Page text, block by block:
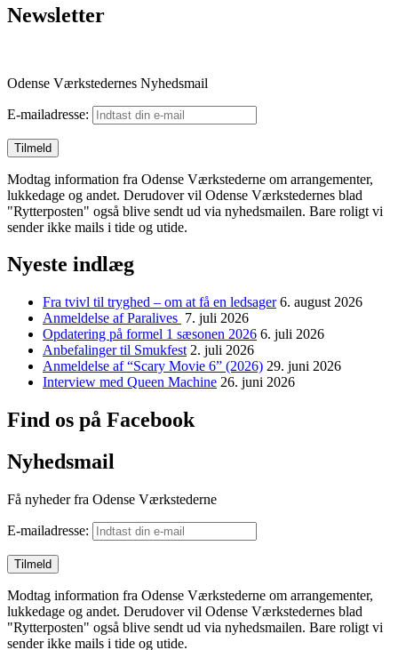
Newsletter
Odense Værkstedernes Nyhedsmail
E-mailadresse:
Modtag information fra Odense Værkstederne om arrangementer,
lukkedage og andet. Derudover vil Odense Værkstedernes blad
"Rytterposten" også blive sendt ud via nyhedsmailen. Bare roligt vi
sender ikke mails i tide og utide.
Nyeste indlæg
Fra tvivl til tryghed – om at få en ledsager 6. august 2026
Anmeldelse af Paralives 7. juli 2026
Opdatering på formel 1 sæsonen 2026 6. juli 2026
Anbefalinger til Smukfest 2. juli 2026
Anmeldelse af “Scary Movie 6” (2026) 29. juni 2026
Interview med Queen Machine 26. juni 2026
Find os på Facebook
Nyhedsmail
Få nyheder fra Odense Værkstederne
E-mailadresse:
Modtag information fra Odense Værkstederne om arrangementer,
lukkedage og andet. Derudover vil Odense Værkstedernes blad
"Rytterposten" også blive sendt ud via nyhedsmailen. Bare roligt vi
sender ikke mails i tide og utide.